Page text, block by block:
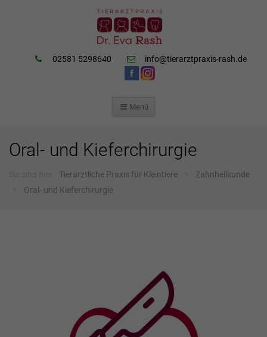
02581 5298640 info@tierarztpraxis-rash.de
Menü
SPRINGEN
Oral- und Kieferchirurgie
Tierärztliche Praxis für Kleintiere
Zahnheilkunde
Oral- und Kieferchirurgie